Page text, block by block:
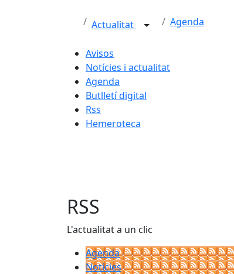
Actualitat Agenda
Avisos
Notícies i actualitat
Agenda
Butlletí digital
Rss
Hemeroteca
RSS
L'actualitat a un clic
Agenda
Notícies